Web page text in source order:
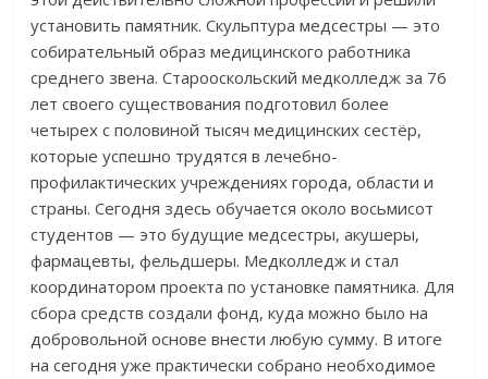
установить памятник. Скульптура медсестры — это
собирательный образ медицинского работника
среднего звена. Старооскольский медколледж за 76
лет своего существования подготовил более
четырех с половиной тысяч медицинских сестёр,
которые успешно трудятся в лечебно-
профилактических учреждениях города, области и
страны. Сегодня здесь обучается около восьмисот
студентов — это будущие медсестры, акушеры,
фармацевты, фельдшеры. Медколледж и стал
координатором проекта по установке памятника. Для
сбора средств создали фонд, куда можно было на
добровольной основе внести любую сумму. В итоге
на сегодня уже практически собрано необходимое